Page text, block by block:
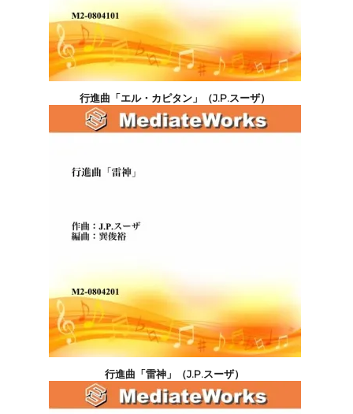
行進曲「エル・カピタン」（J.P.スーザ）
5,500円(税込)
行進曲「雷神」（J.P.スーザ）
5,500円(税込)